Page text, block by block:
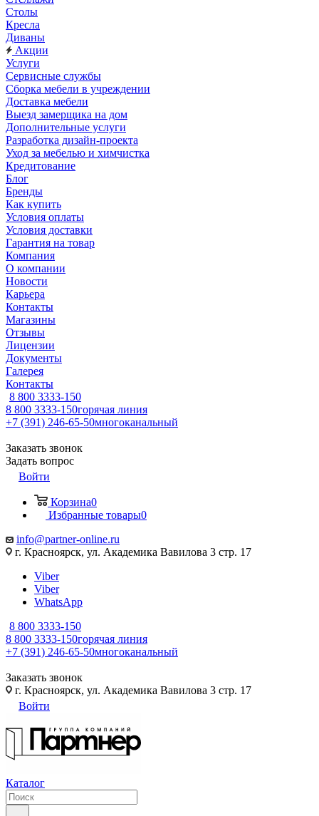
Столы
Кресла
Диваны
Акции
Услуги
Сервисные службы
Сборка мебели в учреждении
Доставка мебели
Выезд замерщика на дом
Дополнительные услуги
Разработка дизайн-проекта
Уход за мебелью и химчистка
Кредитование
Блог
Бренды
Как купить
Условия оплаты
Условия доставки
Гарантия на товар
Компания
О компании
Новости
Карьера
Контакты
Магазины
Отзывы
Лицензии
Документы
Галерея
Контакты
8 800 3333-150
8 800 3333-150горячая линия
+7 (391) 246-65-50многоканальный
Заказать звонок
Задать вопрос
Войти
Корзина0
Избранные товары0
info@partner-online.ru
г. Красноярск, ул. Академика Вавилова 3 стр. 17
Viber
Viber
WhatsApp
8 800 3333-150
8 800 3333-150горячая линия
+7 (391) 246-65-50многоканальный
Заказать звонок
г. Красноярск, ул. Академика Вавилова 3 стр. 17
Войти
Каталог